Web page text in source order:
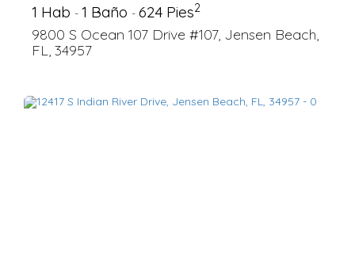
1 Hab - 1 Baño - 624 Pies2
9800 S Ocean 107 Drive #107, Jensen Beach,
FL, 34957